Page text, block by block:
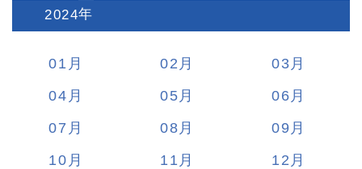
2024:
01 02
03
04
05
06
07
08
09
10
11 12